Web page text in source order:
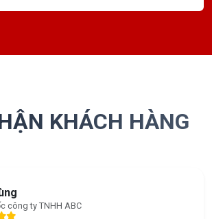
KHÁCH HÀNG
công ty TNHH ABC